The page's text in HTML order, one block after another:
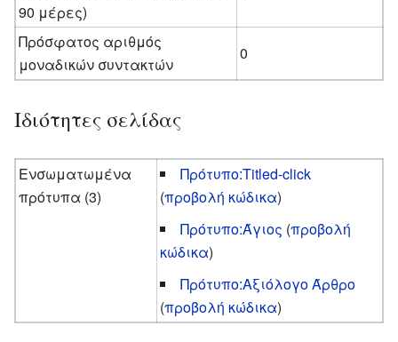
90 μέρες)
Πρόσφατος αριθμός
μοναδικών συντακτών
0
Ιδιότητες σελίδας
Ενσωματωμένα
πρότυπα (3)
Πρότυπο:Titled-click
(προβολή κώδικα)
Πρότυπο:Άγιος (προβολή
κώδικα)
Πρότυπο:Αξιόλογο Άρθρο
(προβολή κώδικα)